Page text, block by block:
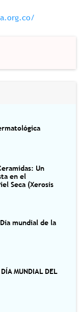
Un
en el
Seca (Xerosis
mundial de la
MUNDIAL DEL